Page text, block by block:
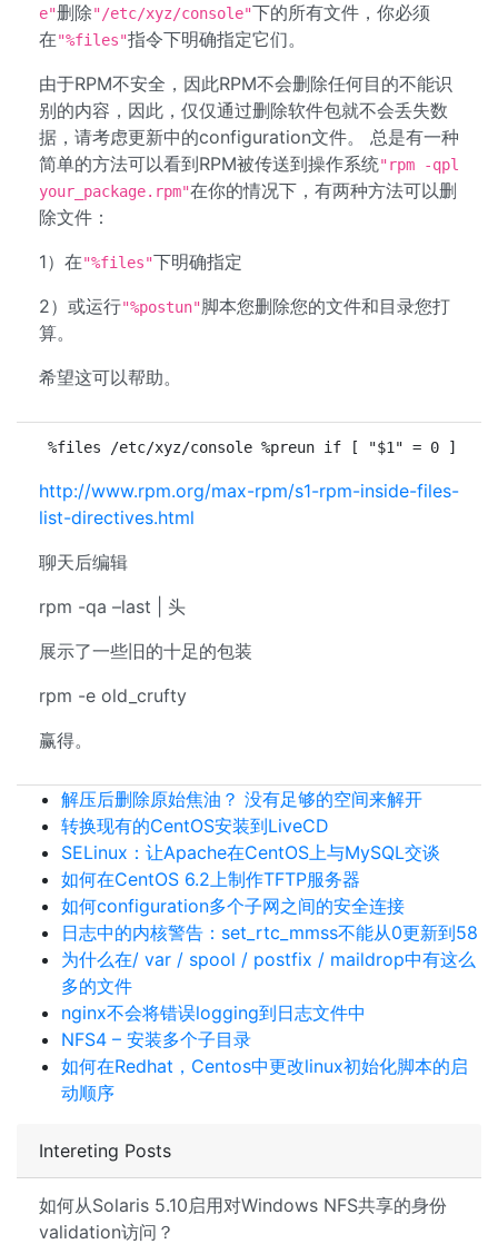
Intereting Posts
如何从Solaris 5.10启用对Windows NFS共享的身份
validation访问？
e"删除"/etc/xyz/console"下的所有文件，你必须
在"%files"指令下明确指定它们。
由于RPM不安全，因此RPM不会删除任何目的不能识
别的内容，因此，仅仅通过删除软件包就不会丢失数
据，请考虑更新中的configuration文件。 总是有一种
简单的方法可以看到RPM被传送到操作系统"rpm -qpl
your_package.rpm"在你的情况下，有两种方法可以删
除文件：
1）在"%files"下明确指定
2）或运行"%postun"脚本您删除您的文件和目录您打
算。
希望这可以帮助。
%files /etc/xyz/console %preun if [ "$1" = 0 ] ;
http://www.rpm.org/max-rpm/s1-rpm-inside-files-
list-directives.html
聊天后编辑
rpm -qa –last | 头
展示了一些旧的十足的包装
rpm -e old_crufty
赢得。
解压后删除原始焦油？ 没有足够的空间来解开
转换现有的CentOS安装到LiveCD
SELinux：让Apache在CentOS上与MySQL交谈
如何在CentOS 6.2上制作TFTP服务器
如何configuration多个子网之间的安全连接
日志中的内核警告：set_rtc_mmss不能从0更新到58
为什么在/ var / spool / postfix / maildrop中有这么
多的文件
nginx不会将错误logging到日志文件中
NFS4 – 安装多个子目录
如何在Redhat，Centos中更改linux初始化脚本的启
动顺序